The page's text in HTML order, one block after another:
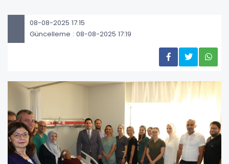
08-08-2025 17:15
Güncelleme : 08-08-2025 17:19